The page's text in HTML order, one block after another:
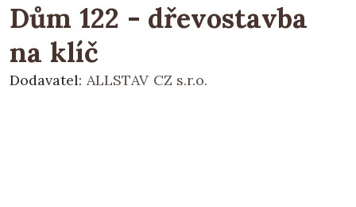
Dům 122 - dřevostavba
na klíč
Dodavatel: ALLSTAV CZ s.r.o.